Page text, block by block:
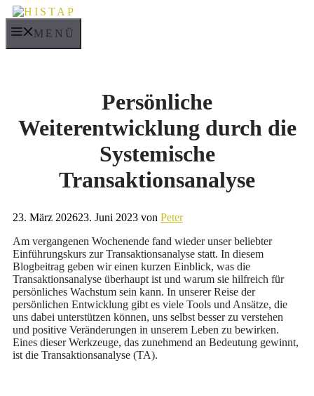
Zum
Inhalt
springenMENÜ
Persönliche
Weiterentwicklung durch die
Systemische
Transaktionsanalyse
23. März 202623. Juni 2023 von Peter
Am vergangenen Wochenende fand wieder unser beliebter
Einführungskurs zur Transaktionsanalyse statt. In diesem
Blogbeitrag geben wir einen kurzen Einblick, was die
Transaktionsanalyse überhaupt ist und warum sie hilfreich für
persönliches Wachstum sein kann. In unserer Reise der
persönlichen Entwicklung gibt es viele Tools und Ansätze, die
uns dabei unterstützen können, uns selbst besser zu verstehen
und positive Veränderungen in unserem Leben zu bewirken.
Eines dieser Werkzeuge, das zunehmend an Bedeutung gewinnt,
ist die Transaktionsanalyse (TA).